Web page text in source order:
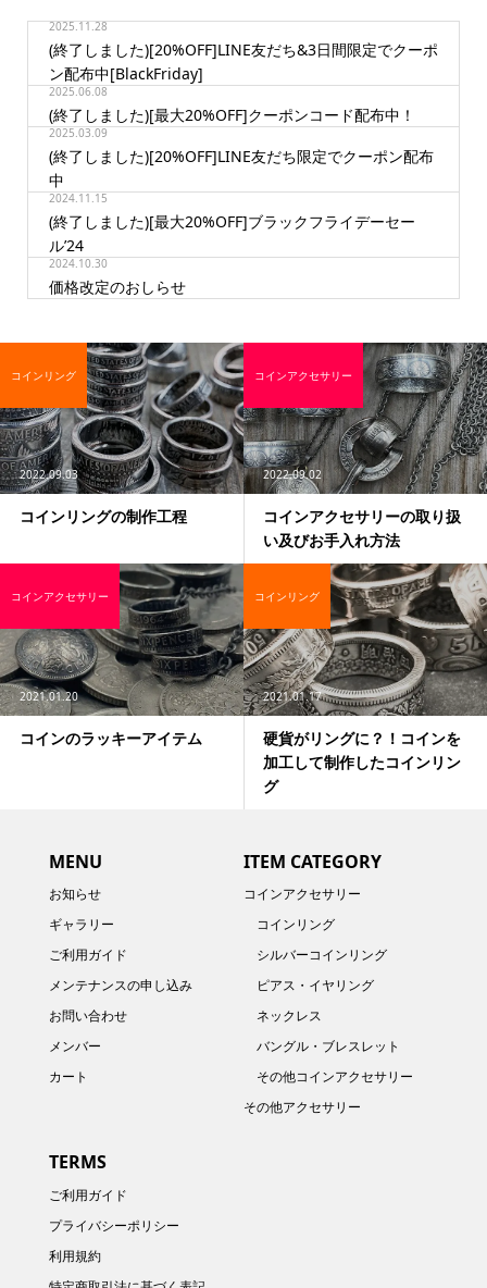
2025.11.28
(終了しました)[20%OFF]LINE友だち&3日間限定でクーポ
ン配布中[BlackFriday]
2025.06.08
(終了しました)[最大20%OFF]クーポンコード配布中！
2025.03.09
(終了しました)[20%OFF]LINE友だち限定でクーポン配布
中
2024.11.15
(終了しました)[最大20%OFF]ブラックフライデーセー
ル’24
2024.10.30
価格改定のおしらせ
2022.09.03
コインリングの制作工程
コインリング
2022.09.02
コインアクセサリーの取り扱
い及びお手入れ方法
コインアクセサリー
2021.01.20
コインのラッキーアイテム
コインアクセサリー
2021.01.17
硬貨がリングに？！コインを
加工して制作したコインリン
グ
コインリング
MENU
お知らせ
ギャラリー
ご利用ガイド
メンテナンスの申し込み
お問い合わせ
メンバー
カート
ITEM CATEGORY
コインアクセサリー
コインリング
シルバーコインリング
ピアス・イヤリング
ネックレス
バングル・ブレスレット
その他コインアクセサリー
その他アクセサリー
TERMS
ご利用ガイド
プライバシーポリシー
利用規約